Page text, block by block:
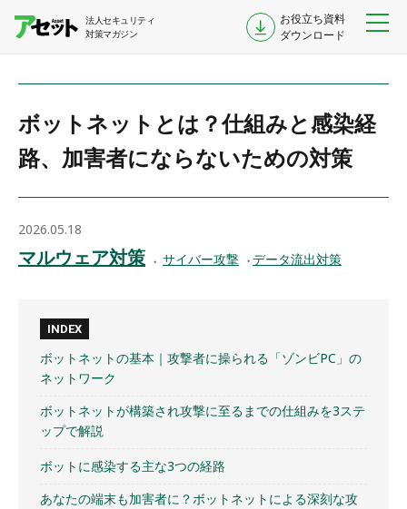
法人セキュリティ
対策マガジン
お役立ち資料
ダウンロード
ボットネットとは？仕組みと感染経
路、加害者にならないための対策
2026.05.18
マルウェア対策 サイバー攻撃 データ流出対策
INDEX
ボットネットの基本｜攻撃者に操られる「ゾンビPC」の
ネットワーク
ボットネットが構築され攻撃に至るまでの仕組みを3ステ
ップで解説
ボットに感染する主な3つの経路
あなたの端末も加害者に？ボットネットによる深刻な攻